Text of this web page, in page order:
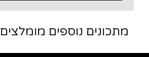
מתכונים נוספים מומלצים